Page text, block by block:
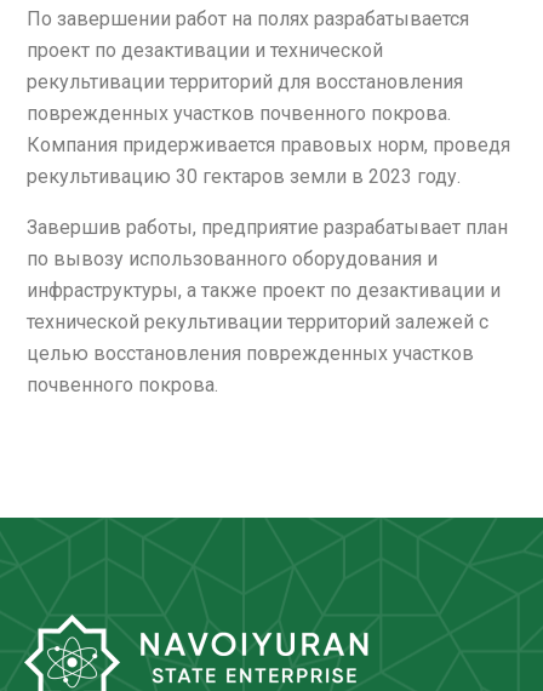
По завершении работ на полях разрабатывается
проект по дезактивации и технической
рекультивации территорий для восстановления
поврежденных участков почвенного покрова.
Компания придерживается правовых норм, проведя
рекультивацию 30 гектаров земли в 2023 году.
Завершив работы, предприятие разрабатывает план
по вывозу использованного оборудования и
инфраструктуры, а также проект по дезактивации и
технической рекультивации территорий залежей с
целью восстановления поврежденных участков
почвенного покрова.